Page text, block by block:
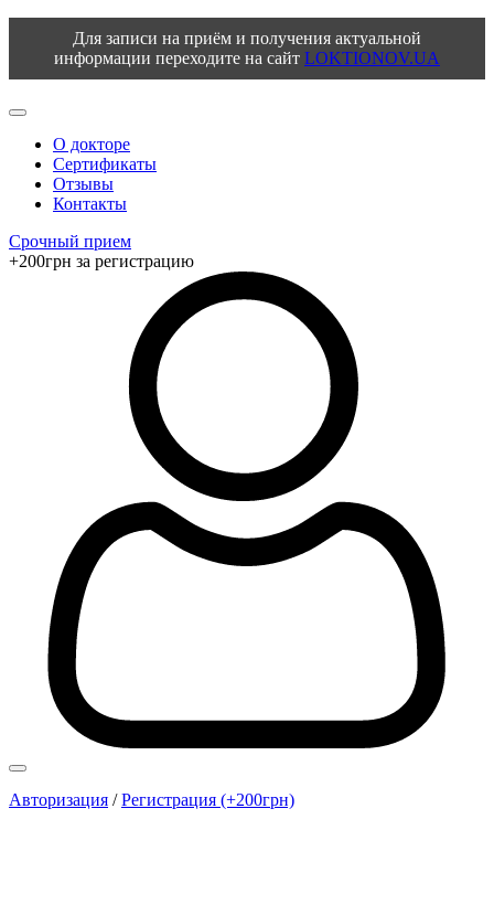
Для записи на приём и получения актуальной
информации переходите на сайт LOKTIONOV.UA
О докторе
Сертификаты
Отзывы
Контакты
Срочный прием
+200грн за регистрацию
Авторизация /Регистрация (+200грн)